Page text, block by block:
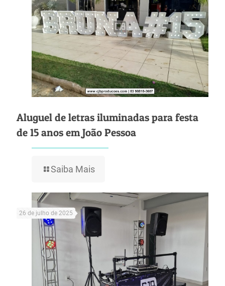
Aluguel de letras iluminadas para festa
de 15 anos em João Pessoa
Saiba Mais
26 de julho de 2025